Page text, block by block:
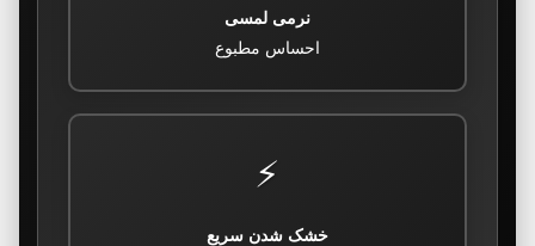
نرمی لمسی
احساس مطبوع
⚡
خشک شدن سریع